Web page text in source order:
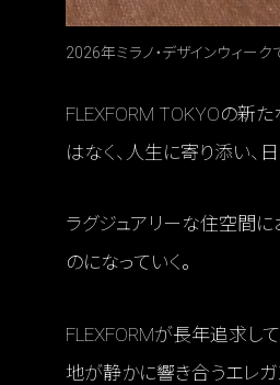
2026年ミラノ・デザインウィー
FLEXFORM TOKYOの新
はなく、人生に寄り添い、
ラグジュアリーな住空間
のになっていく。
FLEXFORMが長年追求し
地が静かに響き合うエレガ